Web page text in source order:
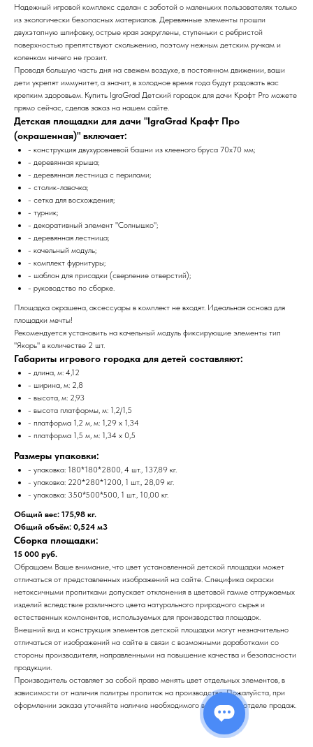
Надежный игровой комплекс сделан с заботой о маленьких пользователях только
из экологически безопасных материалов. Деревянные элементы прошли
двухэтапную шлифовку, острые края закруглены, ступеньки с ребристой
поверхностью препятствуют скольжению, поэтому нежным детским ручкам и
коленкам ничего не грозит.
Проводя большую часть дня на свежем воздухе, в постоянном движении, ваши
дети укрепят иммунитет, а значит, в холодное время года будут радовать вас
крепким здоровьем. Купить IgraGrad Детский городок для дачи Крафт Pro можете
прямо сейчас, сделав заказ на нашем сайте.
Детская площадки для дачи "IgraGrad Крафт Про
(окрашенная)" включает:
- конструкция двухуровневой башни из клееного бруса 70х70 мм;
- деревянная крыша;
- деревянная лестница с перилами;
- столик-лавочка;
- сетка для восхождения;
- турник;
- декоративный элемент "Солнышко";
- деревянная лестница;
- качельный модуль;
- комплект фурнитуры;
- шаблон для присадки (сверление отверстий);
- руководство по сборке.
Площадка окрашена, аксессуары в комплект не входят. Идеальная основа для
площадки мечты!
Рекомендуется установить на качельный модуль фиксирующие элементы тип
"Якорь" в количестве 2 шт.
Габариты игрового городка для детей составляют:
- длина, м: 4,12
- ширина, м: 2,8
- высота, м: 2,93
- высота платформы, м: 1,2/1,5
- платформа 1,2 м, м: 1,29 x 1,34
- платформа 1,5 м, м: 1,34 x 0,5
Размеры упаковки:
- упаковка: 180*180*2800, 4 шт., 137,89 кг.
- упаковка: 220*280*1200, 1 шт., 28,09 кг.
- упаковка: 350*500*500, 1 шт., 10,00 кг.
Общий вес: 175,98 кг.
Общий объём: 0,524 м3
Сборка площадки:
15 000 руб.
Обращаем Ваше внимание, что цвет установленной детской площадки может
отличаться от представленных изображений на сайте. Специфика окраски
нетоксичными пропитками допускает отклонения в цветовой гамме отгружаемых
изделий вследствие различного цвета натурального природного сырья и
естественных компонентов, используемых для производства площадок.
Внешний вид и конструкция элементов детской площадки могут незначительно
отличаться от изображений на сайте в связи с возможными доработками со
стороны производителя, направленными на повышение качества и безопасности
продукции.
Производитель оставляет за собой право менять цвет отдельных элементов, в
зависимости от наличия палитры пропиток на производстве. Пожалуйста, при
оформлении заказа уточняйте наличие необходимого вам цвета в отделе продаж.